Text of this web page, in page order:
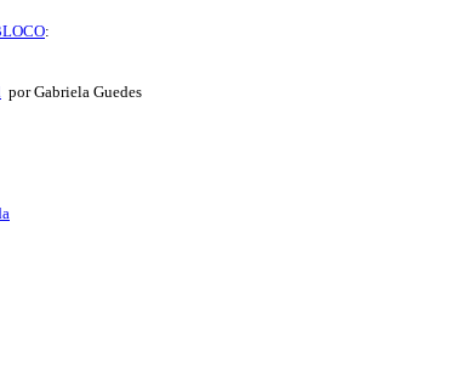
:
por Gabriela Guedes